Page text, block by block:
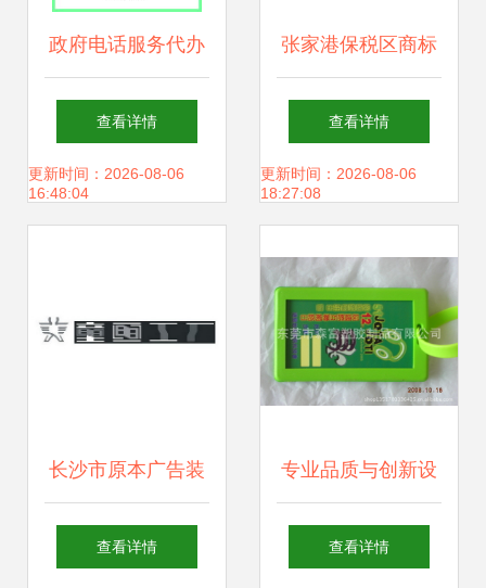
政府电话服务代办
让沟通更便捷
查看详情
更新时间：2026-08-06
16:48:04
张家港保税区商标
注册代理 秀利供应
的专业广告设计与
查看详情
更新时间：2026-08-06
18:27:08
长沙市原本广告装
饰设计 品牌标识与
查看详情
专业品质与创新设
计的结合 东莞市森
查看详情